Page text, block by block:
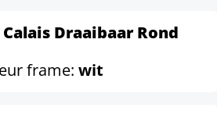
Draaibaar Rond
frame: wit